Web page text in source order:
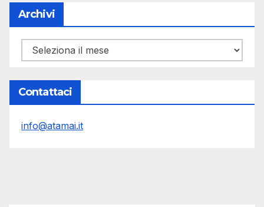
Archivi
Archivi
Contattaci
info@atamai.it